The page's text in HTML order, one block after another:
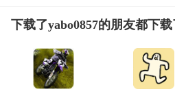
下载了yabo0857的朋友都下载